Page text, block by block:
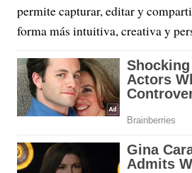
permite capturar, editar y
forma más intuitiva, creativa y